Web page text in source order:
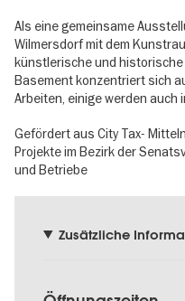
Als eine gemeinsame
Wilmersdorf mit dem
künstlerische und
Basement konzentriert sich
Arbeiten, einige werden auch
Gefördert aus City Tax-
Projekte im Bezirk der
und Betriebe
Zusätzliche